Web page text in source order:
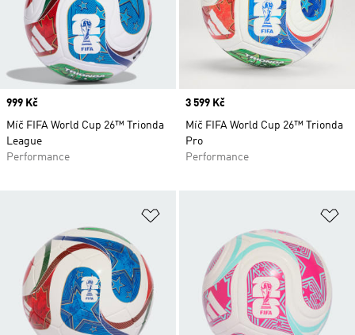
Price
999 Kč
Míč FIFA World Cup 26™ Trionda
League
Performance
Price
3 599 Kč
Míč FIFA World Cup 26™ Trionda
Pro
Performance